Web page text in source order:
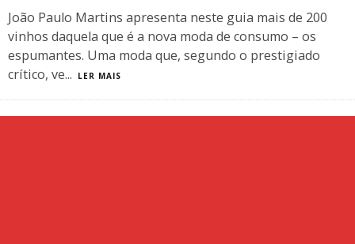
João Paulo Martins apresenta neste guia mais de 200
vinhos daquela que é a nova moda de consumo – os
espumantes. Uma moda que, segundo o prestigiado
crítico, ve... LER MAIS